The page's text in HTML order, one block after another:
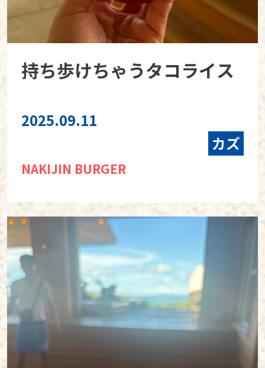
持ち歩けちゃうタコライス
2025.09.11
カズ
NAKIJIN BURGER